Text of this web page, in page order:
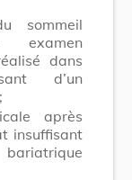
sommeil
dans
d’un
après
insuffisant